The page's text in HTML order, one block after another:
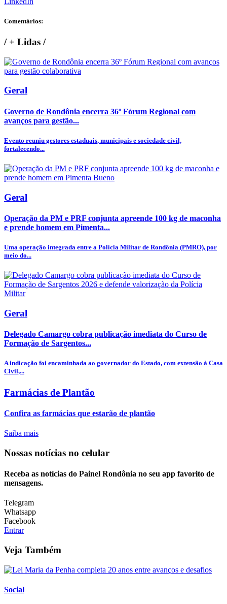
Comentários:
/+ Lidas /
Geral
Governo de Rondônia encerra 36º Fórum Regional com
avanços para gestão...
Evento reuniu gestores estaduais, municipais e sociedade civil,
fortalecendo...
Geral
Operação da PM e PRF conjunta apreende 100 kg de maconha
e prende homem em Pimenta...
Uma operação integrada entre a Polícia Militar de Rondônia (PMRO), por
meio do...
Geral
Delegado Camargo cobra publicação imediata do Curso de
Formação de Sargentos...
A indicação foi encaminhada ao governador do Estado, com extensão à Casa
Civil,...
Farmácias de Plantão
Confira as farmácias que estarão de plantão
Saiba mais
Nossas notícias no celular
Receba as notícias do Painel Rondônia no seu app favorito de
mensagens.
Telegram
Whatsapp
Facebook
Entrar
Veja Também
Social